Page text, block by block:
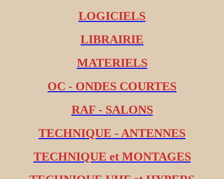
LOGICIELS
LIBRAIRIE
MATERIELS
OC - ONDES COURTES
RAF - SALONS
TECHNIQUE - ANTENNES
TECHNIQUE et MONTAGES